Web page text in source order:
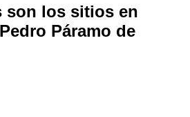
son los sitios en
Páramo de